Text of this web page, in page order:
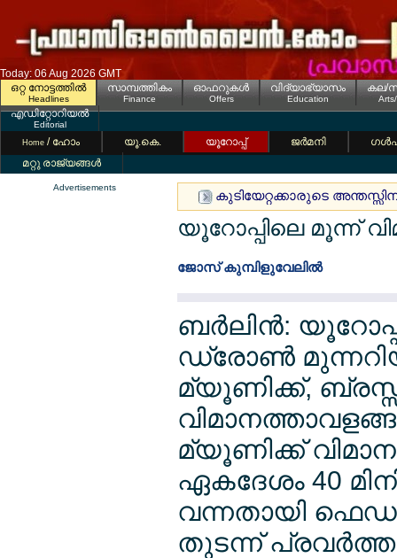
Today: 06 Aug 2026 GMT
ഒറ്റ നോട്ടത്തില്‍
Headlines
സാമ്പത്തികം
Finance
ഓഫറുകള്‍
Offers
വിദ്യാഭ്യാസം
Education
കല/
എഡിറ്റോറിയല്‍
Editorial
Home / ഹോം യൂ.കെ. യൂറോപ്പ് ജര്‍മനി
മറ്റു രാജ്യങ്ങള്‍
Advertisements
കുടിയേറ്റക്കാരുടെ
യൂറോപ്പിലെ മൂന്ന്
ജോസ് കുമ്പിളുവേലില്‍
ബര്‍ലിന്‍:
ഡ്രോണ്‍
മ്യൂണിക്ക്,
മ്യൂണിക്ക്
ഏകദേശം 40
വന്നതായി
തുടന്ന്